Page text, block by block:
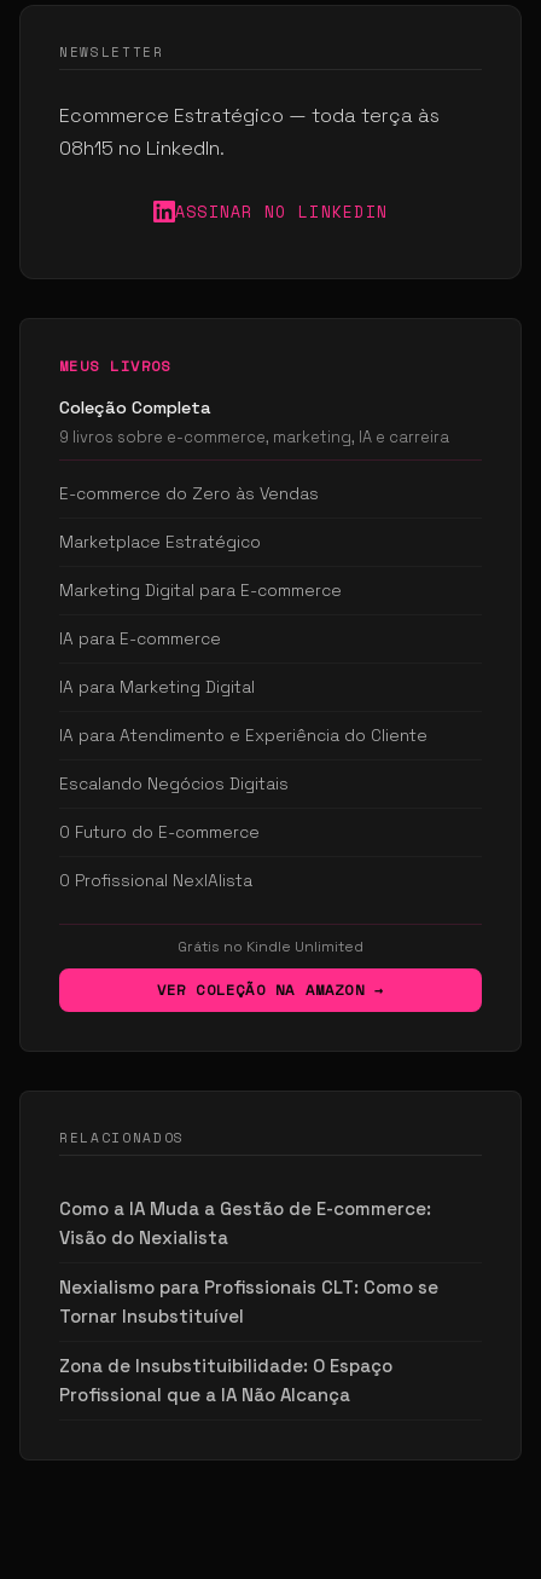
NEWSLETTER
Ecommerce Estratégico — toda terça às
08h15 no LinkedIn.
ASSINAR NO LINKEDIN
MEUS LIVROS
Coleção Completa
9 livros sobre e-commerce, marketing, IA e carreira
E-commerce do Zero às Vendas
Marketplace Estratégico
Marketing Digital para E-commerce
IA para E-commerce
IA para Marketing Digital
IA para Atendimento e Experiência do Cliente
Escalando Negócios Digitais
O Futuro do E-commerce
O Profissional NexIAlista
Grátis no Kindle Unlimited
VER COLEÇÃO NA AMAZON →
RELACIONADOS
Como a IA Muda a Gestão de E-commerce:
Visão do Nexialista
Nexialismo para Profissionais CLT: Como se
Tornar Insubstituível
Zona de Insubstituibilidade: O Espaço
Profissional que a IA Não Alcança